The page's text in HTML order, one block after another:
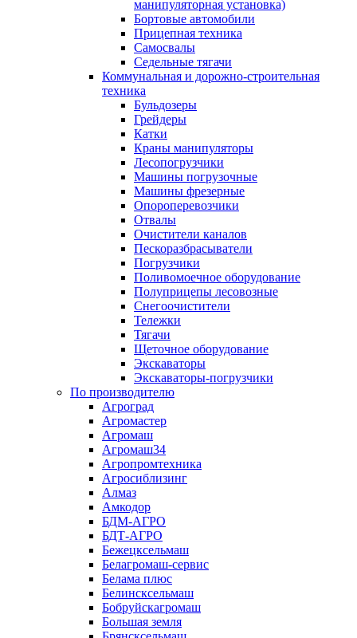
манипуляторная установка)
Бортовые автомобили
Прицепная техника
Самосвалы
Седельные тягачи
Коммунальная и дорожно-строительная
техника
Бульдозеры
Грейдеры
Катки
Краны манипуляторы
Лесопогрузчики
Машины погрузочные
Машины фрезерные
Опороперевозчики
Отвалы
Очистители каналов
Пескоразбрасыватели
Погрузчики
Поливомоечное оборудование
Полуприцепы лесовозные
Снегоочистители
Тележки
Тягачи
Щеточное оборудование
Экскаваторы
Экскаваторы-погрузчики
По производителю
Агроград
Агромастер
Агромаш
Агромаш34
Агропромтехника
Агросиблизинг
Алмаз
Амкодор
БДМ-АГРО
БДТ-АГРО
Бежецксельмаш
Белагромаш-сервис
Белама плюс
Белинсксельмаш
Бобруйскагромаш
Большая земля